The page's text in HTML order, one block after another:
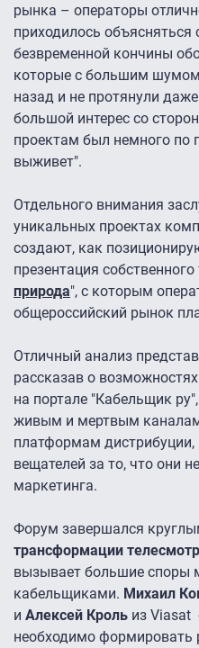
рынка – операторы
приходилось
безвременной кончины
которые с большим
назад и не протянули
большой интерес со
проектам был немного по
выживет".
Отдельного внимания
уникальных проектах
создают, как
презентация
природа", с которым
общероссийский рынок
Отличный анализ
рассказав о
на портале "Кабельщик
живым и мертвым
платформам
вещателей за то, что они
маркетинга.
Форум завершался
трансформации
вызывает большие споры
кабельщиками. Михаил
и Алексей Кроль из Viasat
необходимо формировать